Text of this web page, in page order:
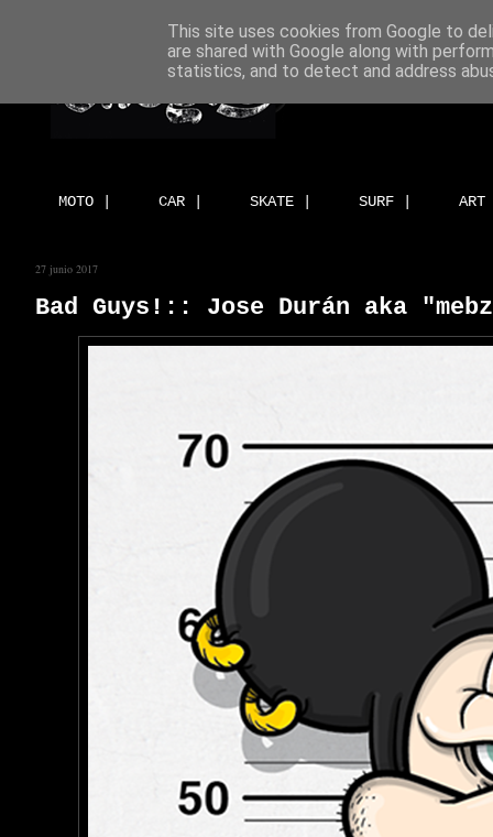
MOTO | CAR | SKATE | SURF |
27 junio 2017
Bad Guys!:: Jose Durán aka
This site uses cookies from Google to
are shared with Google along with
statistics, and to detect and address